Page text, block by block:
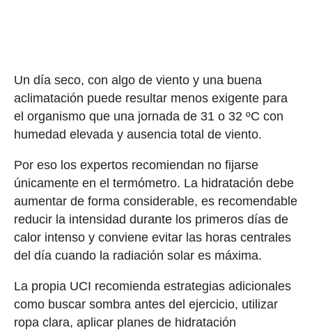
Un día seco, con algo de viento y una buena
aclimatación puede resultar menos exigente para
el organismo que una jornada de 31 o 32 ºC con
humedad elevada y ausencia total de viento.
Por eso los expertos recomiendan no fijarse
únicamente en el termómetro. La hidratación debe
aumentar de forma considerable, es recomendable
reducir la intensidad durante los primeros días de
calor intenso y conviene evitar las horas centrales
del día cuando la radiación solar es máxima.
La propia UCI recomienda estrategias adicionales
como buscar sombra antes del ejercicio, utilizar
ropa clara, aplicar planes de hidratación